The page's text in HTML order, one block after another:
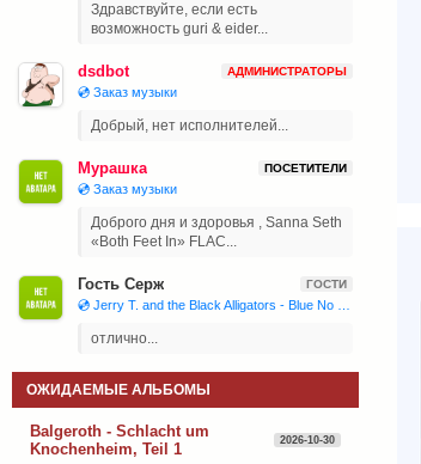
Здравствуйте, если есть
возможность guri & eider...
dsdbot АДМИНИСТРАТОРЫ
💿 Заказ музыки
Добрый, нет исполнителей...
Мурашка ПОСЕТИТЕЛИ
💿 Заказ музыки
Доброго дня и здоровья , Sanna Seth
«Both Feet In» FLAC...
Гость Серж ГОСТИ
отлично...
ОЖИДАЕМЫЕ АЛЬБОМЫ
Balgeroth - Schlacht um
Knochenheim, Teil 1
2026-10-30